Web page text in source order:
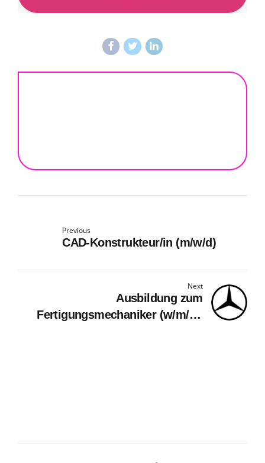
Previous
CAD-Konstrukteur/in (m/w/d)
Next
Ausbildung zum
Fertigungsmechaniker (w/m/d),